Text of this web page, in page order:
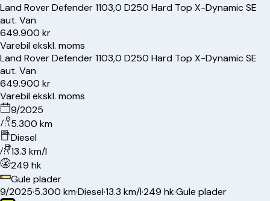
Land RoverDefender 1103,0 D250 Hard Top X-Dynamic SE
aut. Van
649.900 kr
Varebil ekskl. moms
Land RoverDefender 1103,0 D250 Hard Top X-Dynamic SE
aut. Van
649.900 kr
Varebil ekskl. moms
9/2025
5.300 km
Diesel
13.3 km/l
249 hk
Gule plader
9/2025·5.300 km·Diesel·13.3 km/l·249 hk·Gule plader